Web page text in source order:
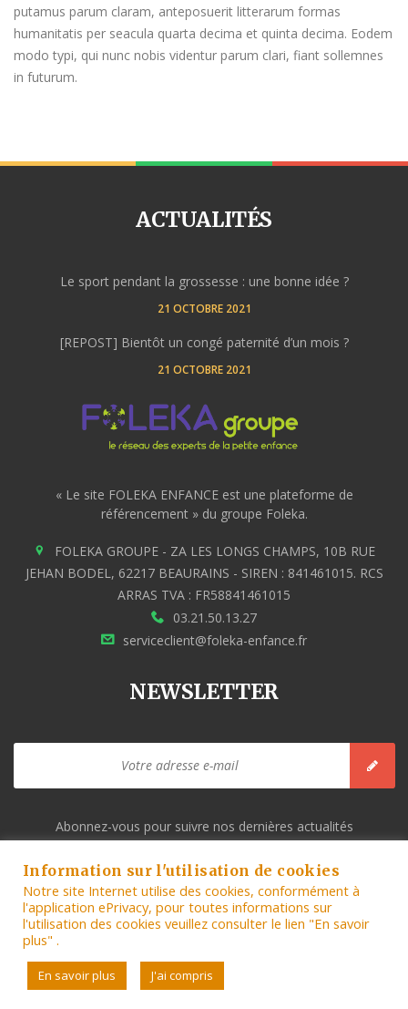
putamus parum claram, anteposuerit litterarum formas
humanitatis per seacula quarta decima et quinta decima. Eodem
modo typi, qui nunc nobis videntur parum clari, fiant sollemnes
in futurum.
ACTUALITÉS
Le sport pendant la grossesse : une bonne idée ?
21 OCTOBRE 2021
[REPOST] Bientôt un congé paternité d’un mois ?
21 OCTOBRE 2021
« Le site FOLEKA ENFANCE est une plateforme de
référencement » du groupe Foleka.
FOLEKA GROUPE - ZA LES LONGS CHAMPS, 10B RUE
JEHAN BODEL, 62217 BEAURAINS - SIREN : 841461015. RCS
ARRAS TVA : FR58841461015
03.21.50.13.27
serviceclient@foleka-enfance.fr
NEWSLETTER
Abonnez-vous pour suivre nos dernières actualités
MENTIONS LÉGALES ET CONDITIONS GÉNÉRALES
D’UTILISATION DU SITE.
© FOLEKA ENFANCE - Réseau Micro-crèches | Foleka Groupe
Devenez gestionnaire
Information sur l'utilisation de cookies
Notre site Internet utilise des cookies, conformément à
l'application ePrivacy, pour toutes informations sur
l'utilisation des cookies veuillez consulter le lien "En savoir
plus" .
En savoir plus J'ai compris